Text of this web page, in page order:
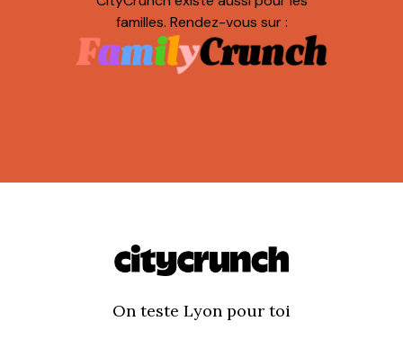
familles. Rendez-vous sur :
On teste Lyon pour toi